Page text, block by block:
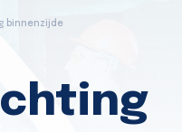
binnenzijde